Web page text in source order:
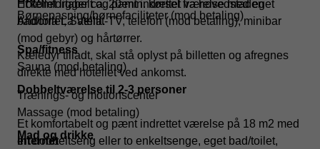
Hotellet ligger ca. 20 min. kørsel fra hovedstaden
Andorra La Vella.
Kæledyr tilladt, skal stå oplyst på billetten og afregnes
direkte med hotellet ved ankomst.
Børnepasning/børnefaciliteter (mod betaling)
Spa/fitness
Sauna (mod betaling)
Trænings- og motionscenter
Massage (mod betaling)
Internet
Et komfortabelt og pænt indrettet værelse med eget
bad/toilet, Satellit-TV, telefon (mod betaling), minibar
(mod gebyr) og hårtørrer.
Dobbeltværelse til 2-3 personer
Et komfortabelt og pænt indrettet værelse på 18 m2 med
en dobbeltseng eller to enkeltsenge, eget bad/toilet,
Mad og drikke